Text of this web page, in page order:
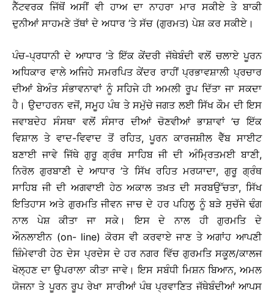
ਨੈੱਟਵਰਕ ਜਿੱਥੋਂ ਅਸੀਂ ਵੀ ਹਾਅ ਦਾ ਨਾਹਰਾ ਮਾਰ ਸਕੀਏ ਤੇ ਬਾਕੀ
ਦੁਨੀਆਂ ਸਾਹਮਣੇ ਤੱਥਾਂ ਦੇ ਅਧਾਰ ’ਤੇ ਸੱਚ (ਗੁਰਮਤ) ਪੇਸ਼ ਕਰ ਸਕੀਏ।
ਪੰਚ-ਪ੍ਰਧਾਨੀ ਦੇ ਆਧਾਰ ’ਤੇ ਇੱਕ ਕੇਂਦਰੀ ਜੱਥੇਬੰਦੀ ਵਲੋਂ ਚਲਾਏ ਪੂਰਨ
ਅਧਿਕਾਰ ਵਾਲੇ ਅਜਿਹੇ ਸਮਰਪਿਤ ਕੇਂਦਰ ਰਾਹੀਂ ਪ੍ਰਭਾਵਸ਼ਾਲੀ ਪ੍ਰਚਾਰ
ਦੀਆਂ ਬੇਅੰਤ ਸੰਭਾਵਨਾਵਾਂ ਨੂੰ ਸਹਿਜੇ ਹੀ ਅਮਲੀ ਰੂਪ ਦਿੱਤਾ ਜਾ ਸਕਦਾ
ਹੈ। ਉਦਾਹਰਨ ਵਜੋਂ, ਸਮੂਹ ਪੰਥ ਤੇ ਸਮੁੱਚੇ ਜਗਤ ਲਈ ਸਿੱਖ ਕੌਮ ਦੀ ਇਸ
ਜਵਾਬਦੇਹ ਸੰਸਥਾ ਵਲੋਂ ਸੰਸਾਰ ਦੀਆਂ ਚੋਣਵੀਆਂ ਭਾਸ਼ਾਵਾਂ ’ਚ ਇੱਕ
ਵਿਸ਼ਾਲ ਤੇ ਵਾਦ-ਵਿਵਾਦ ਤੋਂ ਰਹਿਤ, ਪੂਰਨ ਕਾਰਜਸ਼ੀਲ ਵੈੱਬ ਸਾਈਟ
ਬਣਾਈ ਜਾਵੇ ਜਿੱਥੇ ਗੁਰੂ ਗ੍ਰੰਥ ਸਾਹਿਬ ਜੀ ਦੀ ਅੰਮ੍ਰਿਤਮਈ ਬਾਣੀ,
ਨਿਰੋਲ ਗੁਰਬਾਣੀ ਦੇ ਆਧਾਰ ’ਤੇ ਸਿੱਖ ਰਹਿਤ ਮਰਯਾਦਾ, ਗੁਰੂ ਗ੍ਰੰਥ
ਸਾਹਿਬ ਜੀ ਦੀ ਅਗਵਾਈ ਹੇਠ ਅਕਾਲ ਤਖ਼ਤ ਦੀ ਸਰਬਉੱਚਤਾ, ਸਿੱਖ
ਇਤਿਹਾਸ ਅਤੇ ਗੁਰਮਤਿ ਜੀਵਨ ਜਾਚ ਦੇ ਹਰ ਪਹਿਲੂ ਨੂੰ ਬੜੇ ਸੁਚੱਜੇ ਢੰਗ
ਨਾਲ ਪੇਸ਼ ਕੀਤਾ ਜਾ ਸਕੇ। ਇਸ ਦੇ ਨਾਲ ਹੀ ਗੁਰਮਤਿ ਦੇ
ਔਨਲਾਈਨ (on- line) ਕੋਰਸ ਵੀ ਕਰਵਾਏ ਜਾਣ ਤੇ ਅਗਾਂਹ ਆਪਣੀ
ਜ਼ਿੰਮੇਵਾਰੀ ਹੇਠ ਦੇਸ ਪ੍ਰਦੇਸ ਦੇ ਹਰ ਨਗਰ ਵਿੱਚ ਗੁਰਮਤਿ ਸਕੂਲ/ਕਾਲਜ
ਖੋਲ੍ਹਣ ਦਾ ਉਪਰਾਲਾ ਕੀਤਾ ਜਾਵੇ। ਇਸ ਸਬੰਧੀ ਮਿਸ਼ਨ ਬਿਆਨ, ਅਮਲ
ਯੋਜਨਾ ਤੇ ਪੂਰਨ ਰੂਪ ਰੇਖਾ ਸਾਰੀਆਂ ਪੰਥ ਪ੍ਰਵਾਣਿਤ ਜੱਥੇਬੰਦੀਆਂ ਆਪਸ